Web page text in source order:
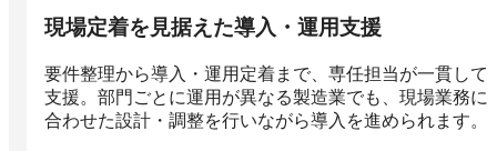
現場定着を見据えた導入・運用支援
要件整理から導入・運用定着まで、専任担当が一貫して
支援。部門ごとに運用が異なる製造業でも、現場業務に
合わせた設計・調整を行いながら導入を進められます。